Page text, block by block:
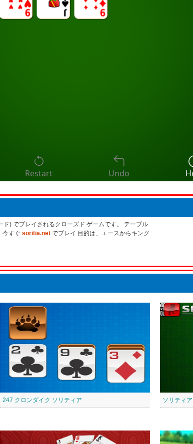
) でプレイされるクローズド ゲームです。 テーブル
今すぐ soritia.net でプレイ 目的は、エースからキング
247 クロンダイク ソリティア ソリティ